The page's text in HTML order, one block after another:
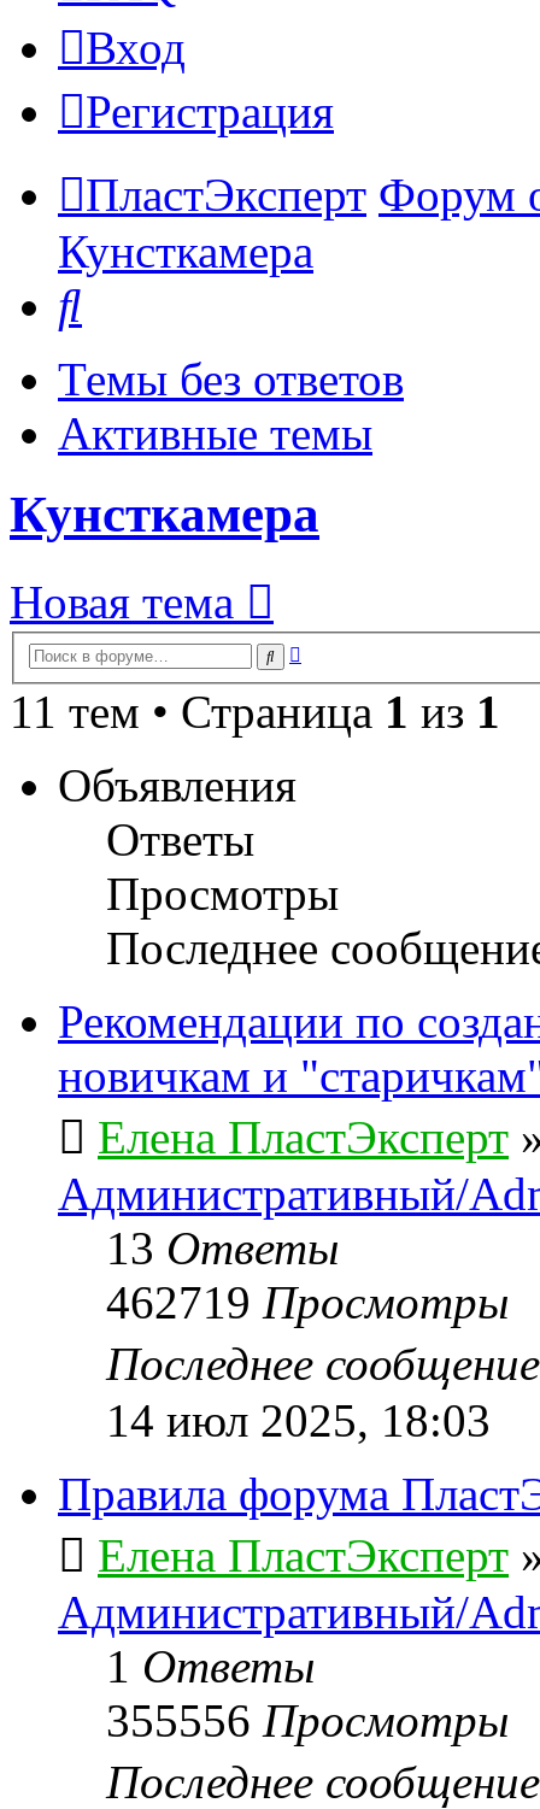
Вход
Регистрация
ПластЭксперт Форум
Кунсткамера
Темы без ответов
Активные темы
Кунсткамера
Новая тема
Поиск
11 тем • Страница 1 из 1
Объявления
Ответы
Просмотры
Последнее
Рекомендации по
новичкам и
Елена ПластЭксперт
Административный/
13 Ответы
462719 Просмотры
Последнее
14 июл 2025, 18:03
Правила форума
Елена ПластЭксперт
Административный/
1 Ответы
355556 Просмотры
Последнее